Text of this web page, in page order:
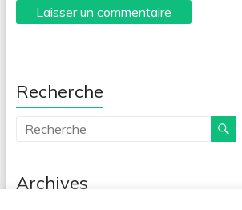
Recherche
Archives